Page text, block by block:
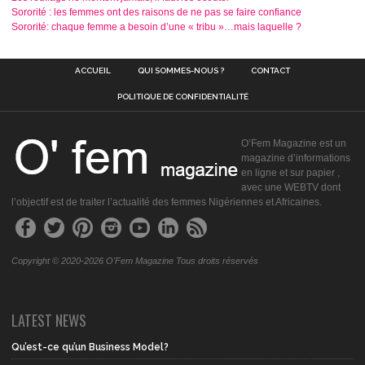
Sororité : les femmes ont des raisons de ne pas se faire confiance
Sororité: chaque femme a besoin d’une « tribu »…mais laquelle ?
ACCUEIL QUI SOMMES-NOUS ? CONTACT
POLITIQUE DE CONFIDENTIALITÉ
O’Fem Magazine est un
magazine d’informations
en ligne et sur papier ,
avec une WEBTV dont
l’objectif est de traiter l’actualité des femmes Nigériennes et Africaines.
Copyright © 2020-2026 O'Fem Magazine Tous droits réservés
LATEST NEWS
Qu’est-ce qu’un Business Model?